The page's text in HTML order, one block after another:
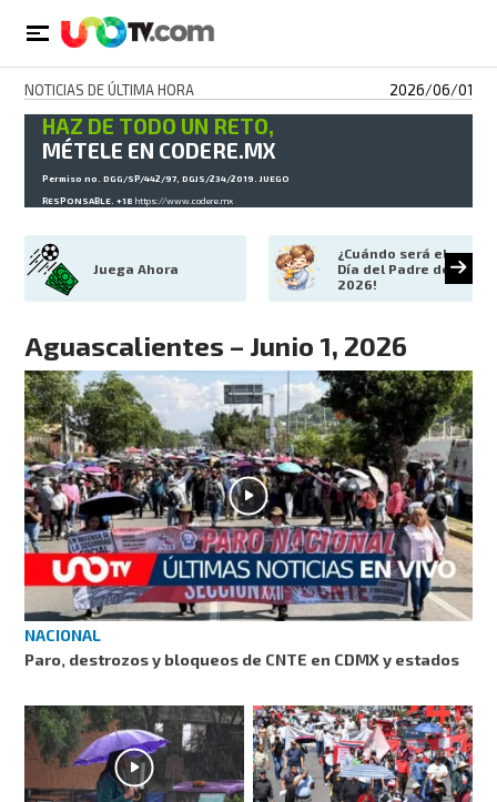
NOTICIAS DE ÚLTIMA HORA 2026/06/01
HAZ DE TODO UN RETO,
MÉTELE EN CODERE.MX
Permiso no. DGG/SP/442/97, DGJS/234/2019. JUEGO
RESPONSABLE. +18https://www.codere.mx
Juega Ahora
¿Cuándo será el
Día del Padre de
2026!
Aguascalientes – Junio 1, 2026
NACIONAL
Paro, destrozos y bloqueos de CNTE en CDMX y estados